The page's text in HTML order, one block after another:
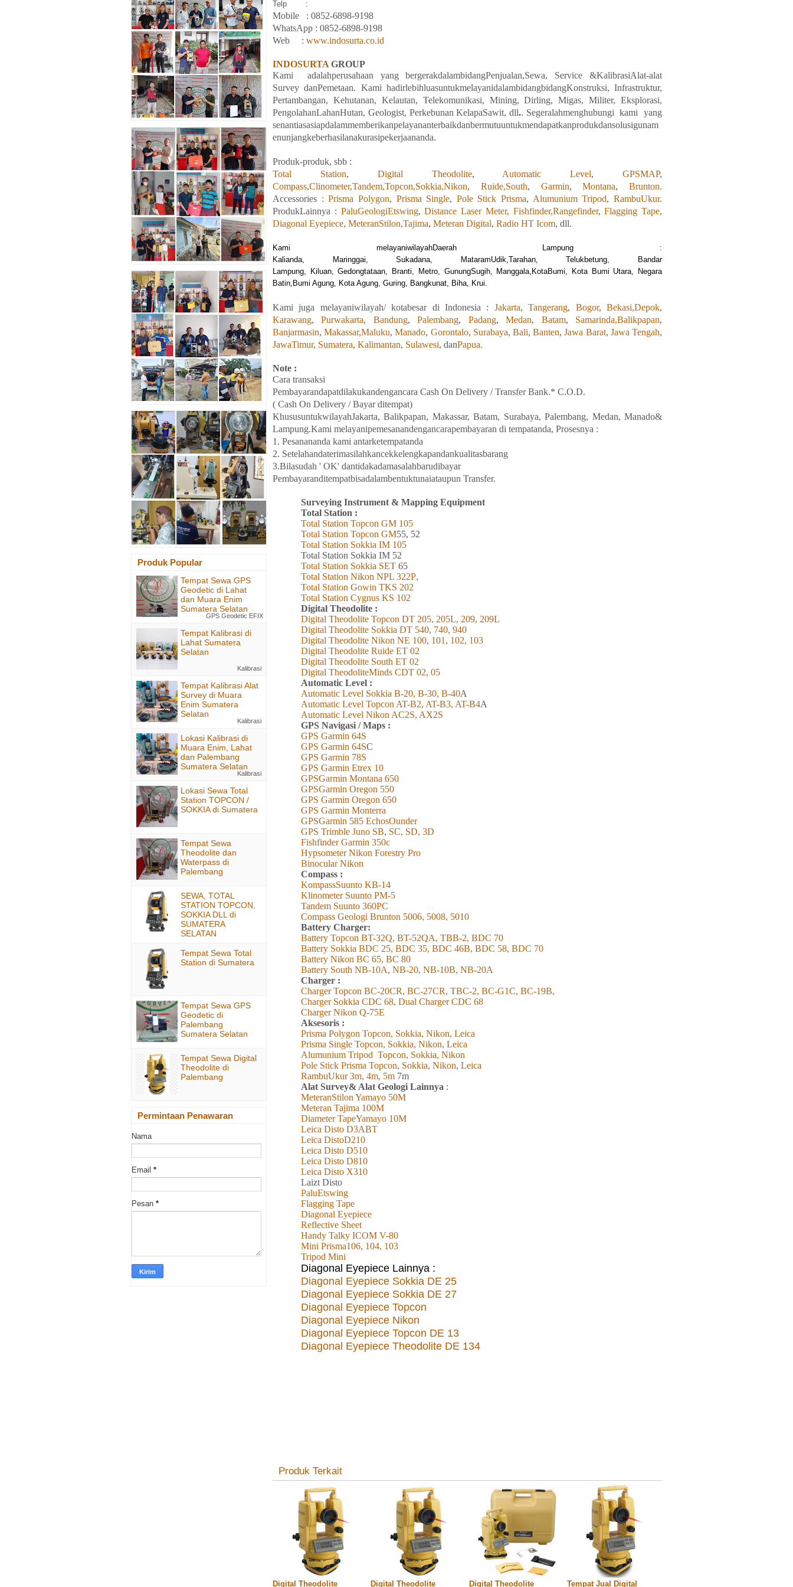
Telp :
Mobile : 0852-6898-9198
WhatsApp : 0852-6898-9198
Web
: www.indosurta.co.id
INDOSURTA GROUP
Kami
adalahperusahaan yang bergerakdalambidangPenjualan,Sewa, Service &KalibrasiAlat-alat
Survey danPemetaan. Kami hadirlebihluasuntukmelayanidalambidangbidangKonstruksi, Infrastruktur,
Pertambangan, Kehutanan, Kelautan, Telekomunikasi, Mining, Dirling, Migas, Militer, Eksplorasi,
PengolahanLahanHutan, Geologist, Perkebunan KelapaSawit, dll.. Segeralahmenghubungi kami
yang
senantiasasiapdalammemberikanpelayananterbaikdanbermutuuntukmendapatkanprodukdansolusigunam
enunjangkeberhasilanakurasipekerjaananda.
Produk-produk, sbb :
Total Station, Digital Theodolite, Automatic Level,GPSMAP,
Compass,Clinometer,Tandem,Topcon,Sokkia,Nikon, Ruide,South, Garmin,Montana, Brunton.
Accessories : Prisma Polygon, Prisma Single, Pole Stick Prisma, Alumunium Tripod,RambuUkur.
ProdukLainnya : PaluGeologiEtswing,Distance Laser Meter, Fishfinder,Rangefinder,Flagging Tape,
Diagonal Eyepiece, MeteranStilon,Tajima, Meteran Digital, Radio HT Icom, dll.
Kami melayaniwilayahDaerah Lampung :
Kalianda, Maringgai, Sukadana, MataramUdik,Tarahan, Telukbetung, Bandar
Lampung, Kiluan, Gedongtataan, Branti, Metro, GunungSugih, Manggala,KotaBumi, Kota Bumi Utara, Negara
Batin,Bumi Agung, Kota Agung, Guring, Bangkunat, Biha, Krui.
Kamijuga melayaniwilayah/ kotabesar di Indonesia : Jakarta,Tangerang, Bogor,Bekasi,Depok,
Karawang,Purwakarta, Bandung,Palembang, Padang,Medan, Batam, Samarinda,Balikpapan,
Banjarmasin,Makassar,Maluku,Manado, Gorontalo, Surabaya,Bali,Banten,Jawa Barat, Jawa Tengah,
JawaTimur, Sumatera, Kalimantan, Sulawesi, danPapua.
Note :
Cara transaksi
Pembayarandapatdilakukandengancara Cash On Delivery / Transfer Bank.* C.O.D.
( Cash On Delivery / Bayar ditempat)
KhususuntukwilayahJakarta, Balikpapan, Makassar, Batam, Surabaya, Palembang, Medan,Manado&
Lampung.Kami melayanipemesanandengancarapembayaran di tempatanda, Prosesnya :
1. Pesanananda kami antarketempatanda
2. Setelahandaterimasilahkancekkelengkapandankualitasbarang
3.Bilasudah ' OK' dantidakadamasalahbarudibayar
Pembayaranditempatbisadalambentuktunaiataupun Transfer.
Surveying Instrument & Mapping Equipment
Total Station :
Total Station Topcon GM 105
Total Station Topcon GM55, 52
Total Station Sokkia IM 105
Total Station Sokkia IM 52
Total Station Sokkia SET 65
Total Station Nikon NPL 322P,
Total Station Gowin TKS 202
Total Station Cygnus KS 102
Digital Theodolite :
Digital Theodolite Topcon DT 205, 205L, 209, 209L
Digital Theodolite Sokkia DT 540, 740, 940
Digital Theodolite Nikon NE 100, 101, 102, 103
Digital Theodolite Ruide ET 02
Digital Theodolite South ET 02
Digital TheodoliteMinds CDT 02, 05
Automatic Level :
Automatic Level Sokkia B-20, B-30, B-40A
Automatic Level Topcon AT-B2, AT-B3, AT-B4A
Automatic Level Nikon AC2S, AX2S
GPS Navigasi / Maps :
GPS Garmin 64S
GPS Garmin 64SC
GPS Garmin 78S
GPS Garmin Etrex 10
GPSGarmin Montana 650
GPSGarmin Oregon 550
GPS Garmin Oregon 650
GPS Garmin Monterra
GPSGarmin 585 EchosOunder
GPS Trimble Juno SB, SC, SD, 3D
Fishfinder Garmin 350c
Hypsometer Nikon Forestry Pro
Binocular Nikon
Compass :
KompassSuunto KB-14
Klinometer Suunto PM-5
Tandem Suunto 360PC
Compass Geologi Brunton 5006, 5008, 5010
Battery Charger:
Battery Topcon BT-32Q, BT-52QA, TBB-2, BDC 70
Battery Sokkia BDC 25, BDC 35, BDC 46B, BDC 58, BDC 70
Battery Nikon BC 65, BC 80
Battery South NB-10A, NB-20, NB-10B, NB-20A
Charger :
Charger Topcon BC-20CR, BC-27CR, TBC-2, BC-G1C, BC-19B,
Charger Sokkia CDC 68, Dual Charger CDC 68
Charger Nikon Q-75E
Aksesoris :
Prisma Polygon Topcon, Sokkia, Nikon, Leica
Prisma Single Topcon, Sokkia, Nikon, Leica
Alumunium Tripod Topcon, Sokkia, Nikon
Pole Stick Prisma Topcon, Sokkia, Nikon, Leica
RambuUkur 3m, 4m, 5m 7m
Alat Survey& Alat Geologi Lainnya :
MeteranStilon Yamayo 50M
Meteran Tajima 100M
Diameter TapeYamayo 10M
Leica Disto D3ABT
Leica DistoD210
Leica Disto D510
Leica Disto D810
Leica Disto X310
Laizt Disto
PaluEtswing
Flagging Tape
Diagonal Eyepiece
Reflective Sheet
Handy Talky ICOM V-80
Mini Prisma106, 104, 103
Tripod Mini
Diagonal Eyepiece Lainnya :
Diagonal Eyepiece Sokkia DE 25
Diagonal Eyepiece Sokkia DE 27
Diagonal Eyepiece Topcon
Diagonal Eyepiece Nikon
Diagonal Eyepiece Topcon DE 13
Diagonal Eyepiece Theodolite DE 134
Produk Terkait
Digital Theodolite Digital Theodolite Digital Theodolite Tempat Jual Digital
Produk Popular
Tempat Sewa GPS
Geodetic di Lahat
dan Muara Enim
Sumatera Selatan
GPS Geodetic EFIX
Tempat Kalibrasi di
Lahat Sumatera
Selatan
Kalibrasi
Tempat Kalibrasi Alat
Survey di Muara
Enim Sumatera
Selatan
Kalibrasi
Lokasi Kalibrasi di
Muara Enim, Lahat
dan Palembang
Sumatera Selatan
Kalibrasi
Lokasi Sewa Total
Station TOPCON /
SOKKIA di Sumatera
Tempat Sewa
Theodolite dan
Waterpass di
Palembang
SEWA, TOTAL
STATION TOPCON,
SOKKIA DLL di
SUMATERA
SELATAN
Tempat Sewa Total
Station di Sumatera
Tempat Sewa GPS
Geodetic di
Palembang
Sumatera Selatan
Tempat Sewa Digital
Theodolite di
Palembang
Permintaan Penawaran
Nama
Email *
Pesan *